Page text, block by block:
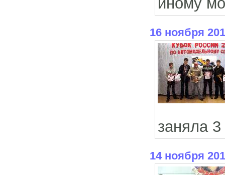
16 ноября
заняла
14 ноября